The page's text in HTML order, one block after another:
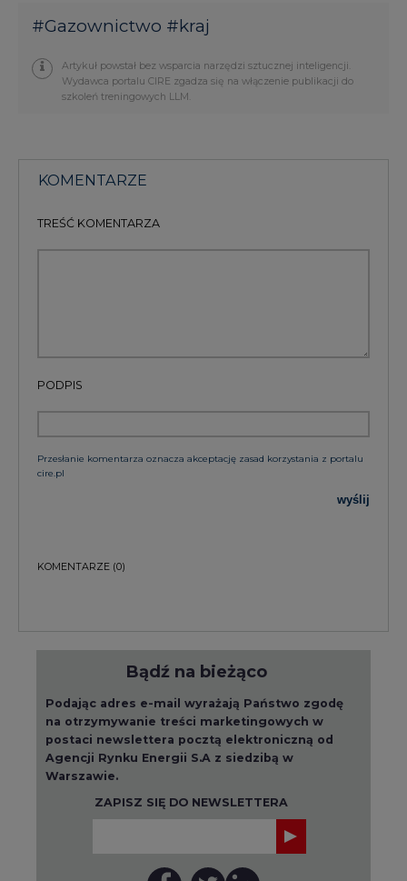
#Gazownictwo #kraj
Artykuł powstał bez wsparcia narzędzi sztucznej inteligencji.
Wydawca portalu CIRE zgadza się na włączenie publikacji do
szkoleń treningowych LLM.
KOMENTARZE
TREŚĆ KOMENTARZA
PODPIS
Przesłanie komentarza oznacza akceptację zasad korzystania z portalu
cire.pl
wyślij
KOMENTARZE (0)
Bądź na bieżąco
Podając adres e-mail wyrażają Państwo zgodę
na otrzymywanie treści marketingowych w
postaci newslettera pocztą elektroniczną od
Agencji Rynku Energii S.A z siedzibą w
Warszawie.
ZAPISZ SIĘ DO NEWSLETTERA